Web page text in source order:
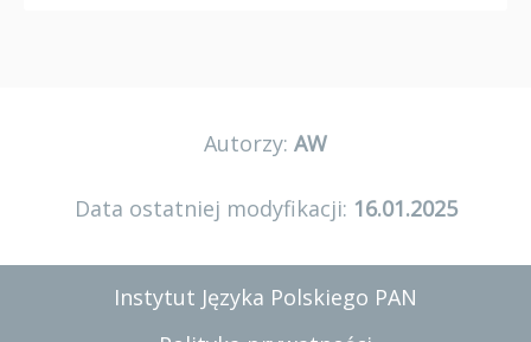
Autorzy: AW
Data ostatniej modyfikacji: 16.01.2025
Instytut Języka Polskiego PAN